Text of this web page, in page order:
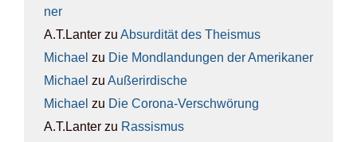
ner
A.T.Lanter zu Absur­di­tät des The­is­mus
Michael zu Die Mond­lan­dun­gen der Ame­ri­ka­ner
Michael zu Außer­ir­di­sche
Michael zu Die Coro­na-Ver­schwö­rung
A.T.Lanter zu Ras­sis­mus